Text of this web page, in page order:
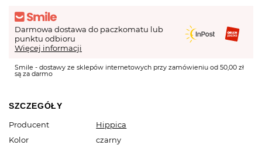
Darmowa dostawa do paczkomatu lub
punktu odbioru
Więcej informacji
Smile - dostawy ze sklepów internetowych przy zamówieniu od 50,00 zł
są za darmo
SZCZEGÓŁY
Producent
Hippica
Kolor
czarny